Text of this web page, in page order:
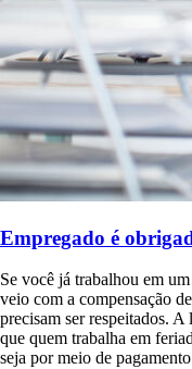
Empregado é
Se você já trabalhou em
veio com a compensação
precisam ser respeitados.
que quem trabalha em
seja por meio de